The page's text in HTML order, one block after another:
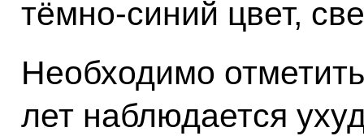
тёмно-синий цвет,
Необходимо
лет наблюдается